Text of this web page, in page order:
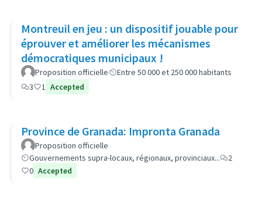
Montreuil en jeu : un dispositif jouable pour
éprouver et améliorer les mécanismes
démocratiques municipaux !
Proposition officielle
Entre 50 000 et 250 000 habitants
3
1 Accepted
Province de Granada: Impronta Granada
Proposition officielle
Gouvernements supra-locaux, régionaux, provinciaux...
2
0 Accepted